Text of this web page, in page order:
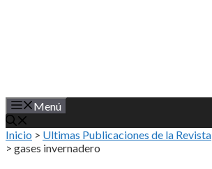
Menú
Inicio > Ultimas Publicaciones de la Revista
> gases invernadero